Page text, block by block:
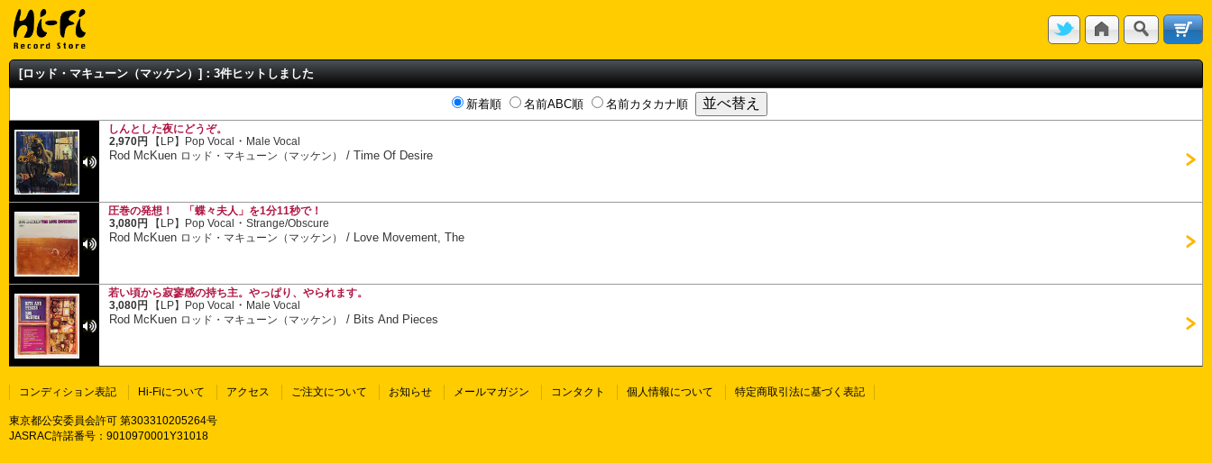
[ロッド・マキューン（マッケン）]：3件ヒットしました
新着順 名前ABC順 名前カタカナ順
しんとした夜にどうぞ。
2,970円
【LP】 Pop Vocal ・ Male Vocal
Rod McKuen ロッド・マキューン（マッケン） /Time Of Desire
圧巻の発想！ 「蝶々夫人」を1分11秒で！
3,080円
【LP】 Pop Vocal ・Strange/Obscure
Rod McKuen ロッド・マキューン（マッケン） / Love Movement, The
若い頃から寂寥感の持ち主。やっぱり、やられます。
3,080円
【LP】 Pop Vocal ・ Male Vocal
Rod McKuen ロッド・マキューン（マッケン） / Bits And Pieces
コンディション表記 Hi-Fiについて アクセス ご注文について お知らせ メールマガジン コンタクト 個人情報について 特定商取引法に基づく表記
東京都公安委員会許可 第303310205264号
JASRAC許諾番号：9010970001Y31018